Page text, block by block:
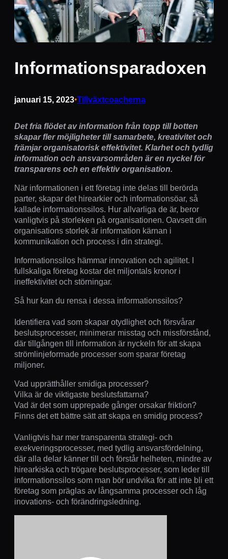
Informationsparadoxen
januari 15, 2023•Tillväxtcoacherna
Det fria flödet av information från topp till botten
skapar fler möjligheter till samarbete, kreativitet och
främjar organisatorisk effektivitet. Klarhet och tydlig
information och ansvarsområden är en nyckel för
transparens och en effektiv organisation.
När informationen i ett företag inte delas till berörda
parter, skapar det hirearkier och informationsöar, så
kallade informationssilos. Hur allvarliga de är, beror
vanligtvis på storleken på organisationen. Oavsett din
organisations storlek är information kärnan i
kommunikation och process i din strategi.
Informationssilos hämmar innovation och agilitet. I
fullskaliga företag kostar det miljontals kronor i
ineffektivitet och störningar.
Så hur kan du rensa i dessa informationssilos?
Identifiera vad som skapar otydlighet och försvårar
beslutsprocesser, minimerar misstag och missförstånd,
där tillgången till information är nyckeln för att skapa
strömlinjeformade processer som sparar företag
miljoner.
Vad upprätthåller smidiga processer?
Vilka är de viktigaste beslutsfattarna?
Vad är det som upprepade gånger orsakar friktion?
Finns det ett bättre sätt att skapa en smidig process?
Vanligtvis har mer transparenta strategi- och
exekveringsprocesser, med tydlig ansvarsfördelning,
där alla delar känner till och förstår helheten, mindre av
hirearkiska och trögare beslutsprocesser, som leder till
informationssilos som man bör undvika för att inte bli ett
företag som präglas av långsamma processer och låg
inovations- och förändringsledning.